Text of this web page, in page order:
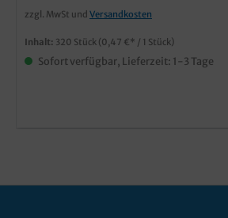
zzgl. MwSt und Versandkosten
Inhalt: 320 Stück (0,47 €* / 1 Stück)
Sofort verfügbar, Lieferzeit: 1-3 Tage